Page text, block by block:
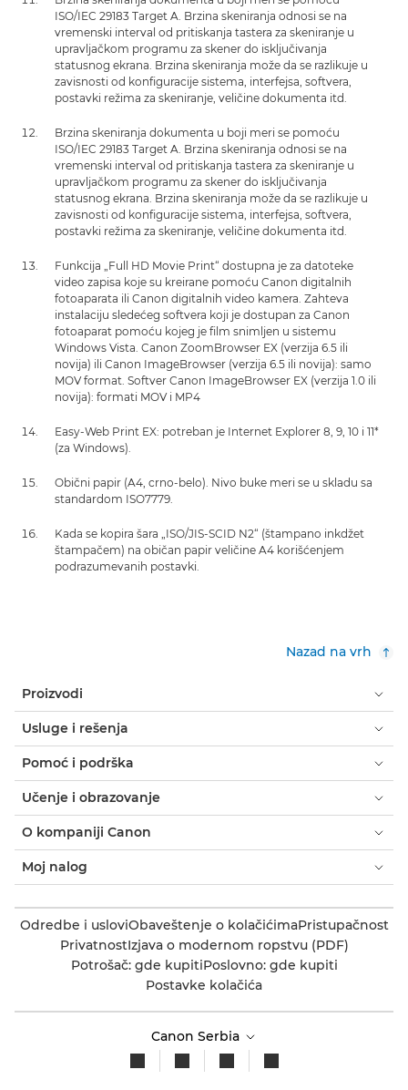
ISO/IEC 29183 Target A. Brzina skeniranja odnosi se na
vremenski interval od pritiskanja tastera za skeniranje u
upravljačkom programu za skener do isključivanja
statusnog ekrana. Brzina skeniranja može da se razlikuje u
zavisnosti od konfiguracije sistema, interfejsa, softvera,
postavki režima za skeniranje, veličine dokumenta itd.
Brzina skeniranja dokumenta u boji meri se pomoću
ISO/IEC 29183 Target A. Brzina skeniranja odnosi se na
vremenski interval od pritiskanja tastera za skeniranje u
upravljačkom programu za skener do isključivanja
statusnog ekrana. Brzina skeniranja može da se razlikuje u
zavisnosti od konfiguracije sistema, interfejsa, softvera,
postavki režima za skeniranje, veličine dokumenta itd.
Funkcija „Full HD Movie Print“ dostupna je za datoteke
video zapisa koje su kreirane pomoću Canon digitalnih
fotoaparata ili Canon digitalnih video kamera. Zahteva
instalaciju sledećeg softvera koji je dostupan za Canon
fotoaparat pomoću kojeg je film snimljen u sistemu
Windows Vista. Canon ZoomBrowser EX (verzija 6.5 ili
novija) ili Canon ImageBrowser (verzija 6.5 ili novija): samo
MOV format. Softver Canon ImageBrowser EX (verzija 1.0 ili
novija): formati MOV i MP4
Easy-Web Print EX: potreban je Internet Explorer 8, 9, 10 i 11*
(za Windows).
Obični papir (A4, crno-belo). Nivo buke meri se u skladu sa
standardom ISO7779.
Kada se kopira šara „ISO/JIS-SCID N2“ (štampano inkdžet
štampačem) na običan papir veličine A4 korišćenjem
podrazumevanih postavki.
Nazad na vrh
Proizvodi
Usluge i rešenja
Pomoć i podrška
Učenje i obrazovanje
O kompaniji Canon
Moj nalog
Odredbe i usloviObaveštenje o kolačićimaPristupačnost
PrivatnostIzjava o modernom ropstvu (PDF)
Potrošač: gde kupitiPoslovno: gde kupiti
Postavke kolačića
Canon Serbia